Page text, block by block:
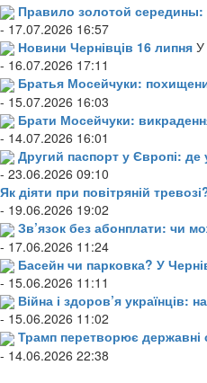
Правило золотой середины:
- 17.07.2026 16:57
Новини Чернівців 16 липня У
- 16.07.2026 17:11
Братья Мосейчуки:
- 15.07.2026 16:03
Брати Мосейчуки:
- 14.07.2026 16:01
Другий паспорт у Європі:
- 23.06.2026 09:10
Як діяти при повітряній
- 19.06.2026 19:02
Зв’язок без абонплати: чи
- 17.06.2026 11:24
Басейн чи парковка? У
- 15.06.2026 11:11
Війна і здоров’я українців:
- 15.06.2026 11:02
Трамп перетворює
- 14.06.2026 22:38